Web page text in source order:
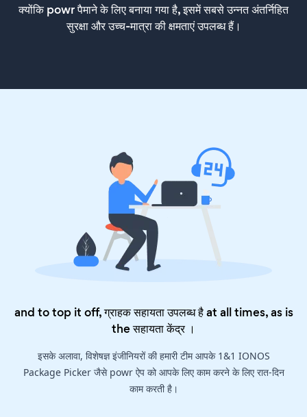
क्योंकि powr पैमाने के लिए बनाया गया है, इसमें सबसे उन्नत अंतर्निहित
सुरक्षा और उच्च-मात्रा की क्षमताएं उपलब्ध हैं।
and to top it off, ग्राहक सहायता उपलब्ध है at all times, as is
theसहायता केंद्र।
इसके अलावा, विशेषज्ञ इंजीनियरों की हमारी टीम आपके 1&1 IONOS
Package Picker जैसे powr ऐप को आपके लिए काम करने के लिए रात-दिन
काम करती है।